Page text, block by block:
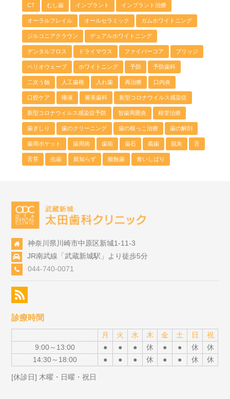
CT むし歯 インプラント インプラント治療
オーラルフレイル オールセラミック ガムホワイトニング
ジルコニアクラウン デュアルホワイトニング
デンタルフロス ドライマウス ファイバーコア ブリッジ
ペリオウェーブ ホワイトニング 予防 予防歯科
二次う蝕 人工歯根 入れ歯 再治療 口内炎
口腔ケア 唾液 審美歯科 新型コロナウイルス感染症
新型コロナウイルス感染症予防 智歯周囲炎 根管治療
歯ぎしり 歯のクリーニング 歯の根っこ治療 歯の解剖
歯周ポケット 歯周病 歯垢 歯石 義歯 脱灰 舌
舌苔 虫歯 親知らず 酸蝕歯 食いしばり
神奈川県川崎市中原区新城1-11-3
JR南武線「武蔵新城駅」より徒歩5分
044-740-0071
診療時間
月 火 水 木 金 土 日
祝
9:00～13:00
● ● ● 休 ● ● 休
休
14:30～18:00
● ● ● 休 ● ● 休 休
[休診日] 木曜・日曜・祝日